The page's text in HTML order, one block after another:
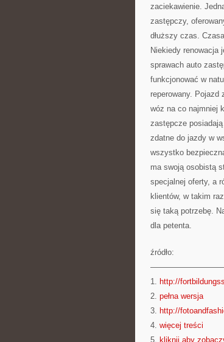
zaciekawienie.
zastępczy,
dłuższy czas.
Niekiedy renowacja
sprawach auto
funkcjonować w
reperowany.
wóz na co najmniej
zastępcze
zdatne do jazdy w
wszystko
ma swoją osobistą
specjalnej oferty, a
klientów, w takim
się taką potrzebę.
dla petenta.
źródło:
1. http://
2. pełna wersja
3. http://
4. więcej treści
5. kliknij aby